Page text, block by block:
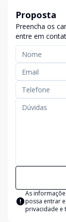
Proposta
Preencha os
entre em
As
possa entrar
privacidade e